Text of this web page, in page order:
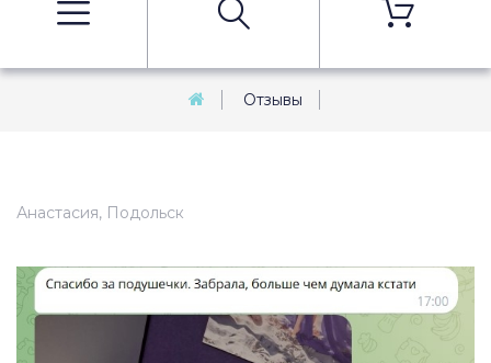
Отзывы
Анастасия, Подольск